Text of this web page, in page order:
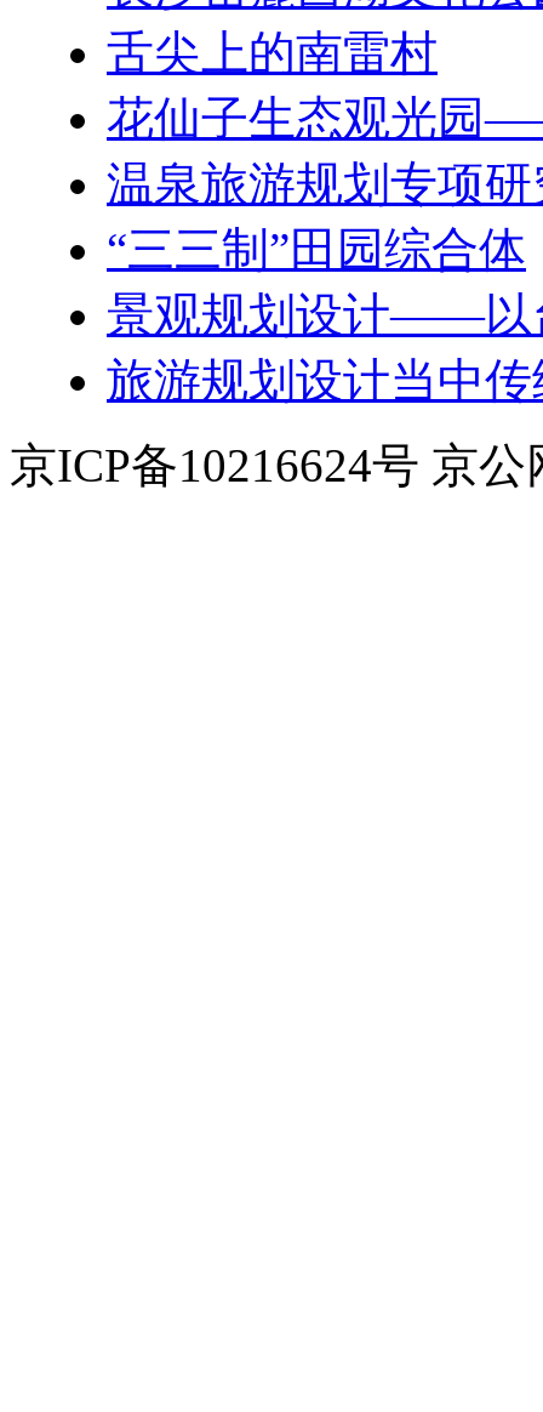
舌尖上的南雷村
花仙子生态观光园
温泉旅游规划专项研
“三三制”田园综合体
景观规划设计——以
旅游规划设计当中
京ICP备10216624号 京